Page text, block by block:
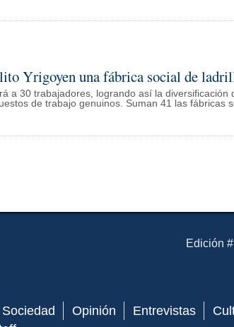
Yrigoyen una fábrica social de
a 30 trabajadores, logrando así la diversificación
de trabajo genuinos. Suman 41 las fábricas
El Edición
Sociedad Opinión Entrevistas